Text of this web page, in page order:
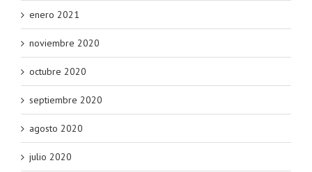
enero 2021
noviembre 2020
octubre 2020
septiembre 2020
agosto 2020
julio 2020